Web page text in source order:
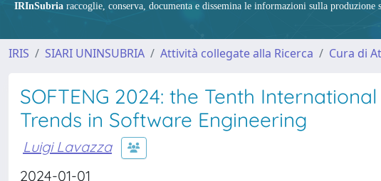
IRInSubria raccoglie, conserva, documenta e dissemina le informazioni sulla
IRIS SIARI UNINSUBRIA Attività collegate alla Ricerca Cura di
SOFTENG 2024: the Tenth
Trends in Software Engineering
Luigi Lavazza
2024-01-01